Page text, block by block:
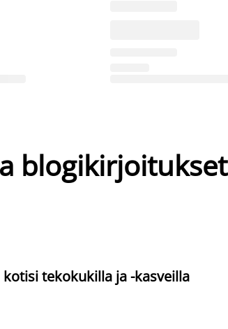
blogikirjoitukset
kotisi tekokukilla ja -kasveilla